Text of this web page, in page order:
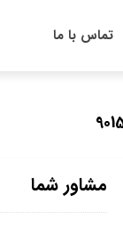
تماس با ما
مشاور شما